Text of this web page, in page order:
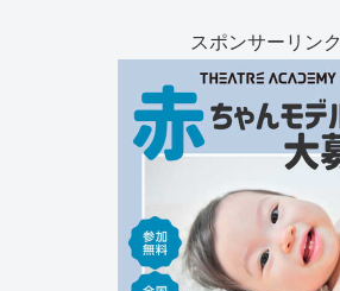
スポンサーリンク